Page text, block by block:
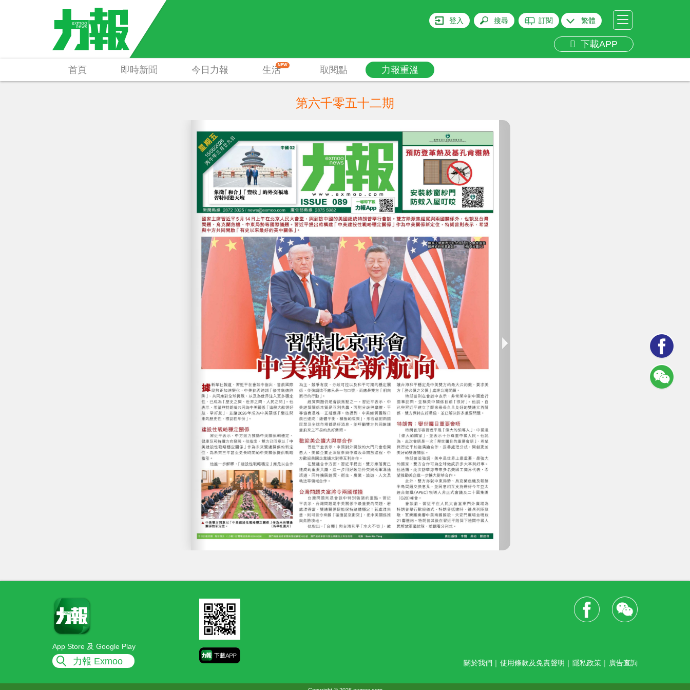
登入 搜尋 訂閱 繁體
下載APP
首頁 即時新聞 今日力報 生活NEW 取閱點 力報重溫
第六千零五十二期
App Store 及 Google Play
力報 Exmoo 關於我們 ｜ 使用條款及免責聲明 ｜ 隱私政策 ｜ 廣告查詢